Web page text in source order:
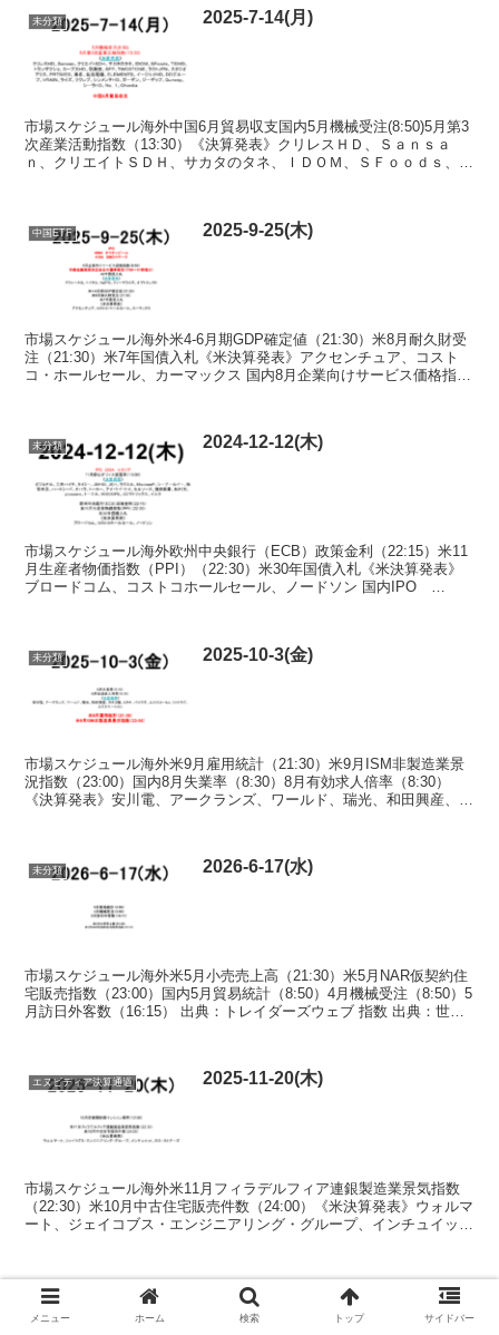
未分類 2025-7-14(月)
市場スケジュール海外中国6月貿易収支国内5月機械受注(8:50)5月第3
次産業活動指数（13:30）《決算発表》クリレスＨＤ、Ｓａｎｓａ
ｎ、クリエイトＳＤＨ、サカタのタネ、ＩＤＯＭ、ＳＦｏｏｄｓ、Ｔ
中国ETF 2025-9-25(木)
市場スケジュール海外米4-6月期GDP確定値（21:30）米8月耐久財受
注（21:30）米7年国債入札《米決算発表》アクセンチュア、コスト
コ・ホールセール、カーマックス 国内8月企業向けサービス価格指数
未分類 2024-12-12(木)
市場スケジュール海外欧州中央銀行（ECB）政策金利（22:15）米11
月生産者物価指数（PPI）（22:30）米30年国債入札《米決算発表》
ブロードコム、コストコホールセール、ノードソン 国内IPO
未分類 2025-10-3(金)
市場スケジュール海外米9月雇用統計（21:30）米9月ISM非製造業景
況指数（23:00）国内8月失業率（8:30）8月有効求人倍率（8:30）
《決算発表》安川電、アークランズ、ワールド、瑞光、和田興産、カ
未分類 2026-6-17(水)
市場スケジュール海外米5月小売売上高（21:30）米5月NAR仮契約住
宅販売指数（23:00）国内5月貿易統計（8:50）4月機械受注（8:50）5
月訪日外客数（16:15） 出典：トレイダーズウェブ 指数 出典：世界
エヌビディア決算通過 2025-11-20(木)
市場スケジュール海外米11月フィラデルフィア連銀製造業景気指数
（22:30）米10月中古住宅販売件数（24:00）《米決算発表》ウォルマ
ート、ジェイコブス・エンジニアリング・グループ、インチュイッ
スポンサーリンク
メニュー ホーム 検索 トップ サイドバー